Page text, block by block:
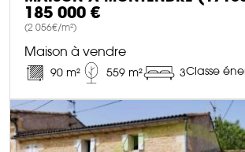
185 000 €
(2 056€/m²)
Maison à vendre
90 m² 559 m² 3Classe
DÉCOUVRIR CE BIEN